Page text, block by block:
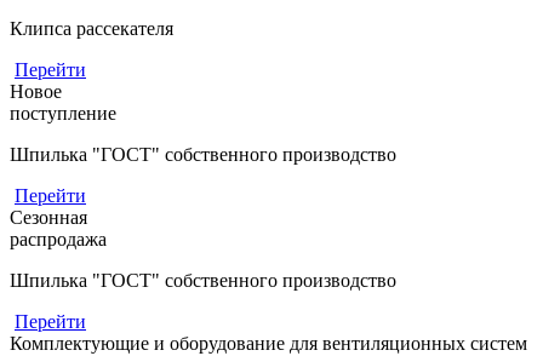
Клипса рассекателя
Перейти
Новое
поступление
Шпилька "ГОСТ" собственного производство
Перейти
Сезонная
распродажа
Шпилька "ГОСТ" собственного производство
Перейти
Комплектующие и оборудование для вентиляционных систем